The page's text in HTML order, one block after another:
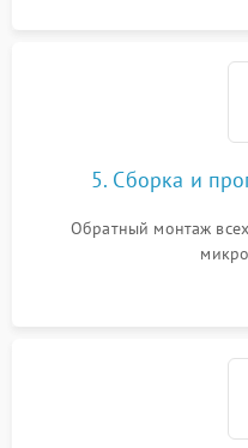
5. Сборка и
Обратный монтаж